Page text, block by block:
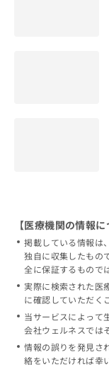
【医療機関の情報に
掲載している情報は
独自に収集したもの
全に保証するもので
実際に検索された医
に確認していただく
当サービスによって
会社ウェルネスでは
情報の誤りを発見さ
絡をいただければ幸